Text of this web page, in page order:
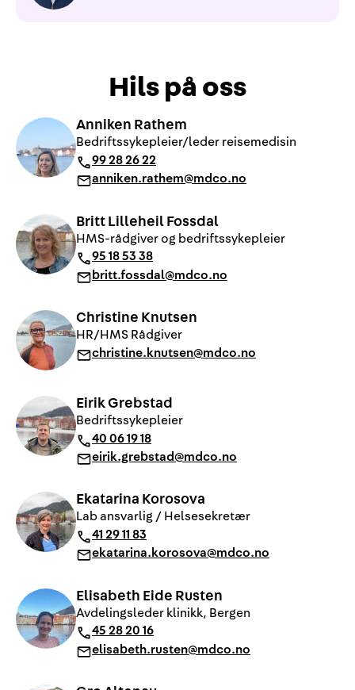
Hils på oss
Anniken Rathem
Bedriftssykepleier/leder reisemedisin
99 28 26 22
anniken.rathem@mdco.no
Britt Lilleheil Fossdal
HMS-rådgiver og bedriftssykepleier
95 18 53 38
britt.fossdal@mdco.no
Christine Knutsen
HR/HMS Rådgiver
christine.knutsen@mdco.no
Eirik Grebstad
Bedriftssykepleier
40 06 19 18
eirik.grebstad@mdco.no
Ekatarina Korosova
Lab ansvarlig / Helsesekretær
41 29 11 83
ekatarina.korosova@mdco.no
Elisabeth Eide Rusten
Avdelingsleder klinikk, Bergen
45 28 20 16
elisabeth.rusten@mdco.no